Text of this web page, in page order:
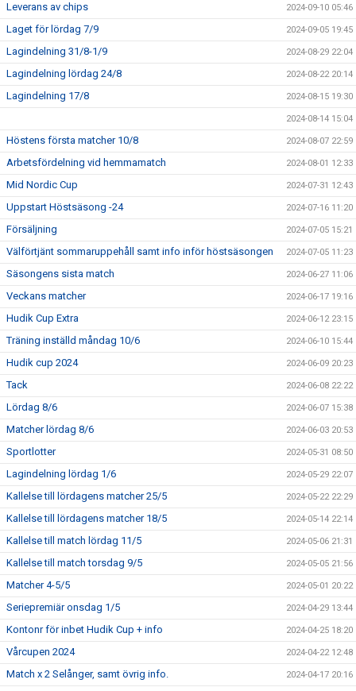
Leverans av chips 2024-09-10 05:46
Laget för lördag 7/9 2024-09-05 19:45
Lagindelning 31/8-1/9 2024-08-29 22:04
Lagindelning lördag 24/8 2024-08-22 20:14
Lagindelning 17/8 2024-08-15 19:30
2024-08-14 15:04
Höstens första matcher 10/8 2024-08-07 22:59
Arbetsfördelning vid hemmamatch 2024-08-01 12:33
Mid Nordic Cup 2024-07-31 12:43
Uppstart Höstsäsong -24 2024-07-16 11:20
Försäljning 2024-07-05 15:21
Välförtjänt sommaruppehåll samt info inför höstsäsongen 2024-07-05 11:23
Säsongens sista match 2024-06-27 11:06
Veckans matcher 2024-06-17 19:16
Hudik Cup Extra 2024-06-12 23:15
Träning inställd måndag 10/6 2024-06-10 15:44
Hudik cup 2024 2024-06-09 20:23
Tack 2024-06-08 22:22
Lördag 8/6 2024-06-07 15:38
Matcher lördag 8/6 2024-06-03 20:53
Sportlotter 2024-05-31 08:50
Lagindelning lördag 1/6 2024-05-29 22:07
Kallelse till lördagens matcher 25/5 2024-05-22 22:29
Kallelse till lördagens matcher 18/5 2024-05-14 22:14
Kallelse till match lördag 11/5 2024-05-06 21:31
Kallelse till match torsdag 9/5 2024-05-05 21:56
Matcher 4-5/5 2024-05-01 20:22
Seriepremiär onsdag 1/5 2024-04-29 13:44
Kontonr för inbet Hudik Cup + info 2024-04-25 18:20
Vårcupen 2024 2024-04-22 12:48
Match x 2 Selånger, samt övrig info. 2024-04-17 20:16